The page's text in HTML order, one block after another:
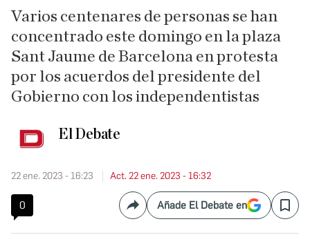
Varios centenares de personas se han
concentrado este domingo en la plaza
Sant Jaume de Barcelona en protesta
por los acuerdos del presidente del
Gobierno con los independentistas
El Debate
22 ene. 2023 - 16:23 Act. 22 ene. 2023 - 16:32
0 CompartirAñade El Debate en Save